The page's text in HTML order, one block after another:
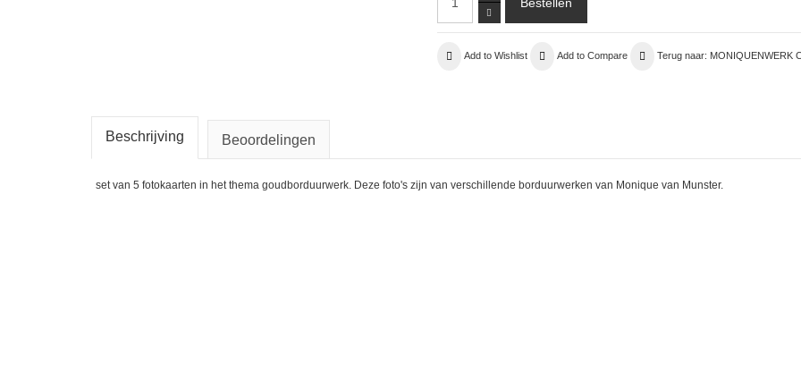
Add to Wishlist Add to Compare Terug naar: MONIQUENWERK
Beschrijving Beoordelingen
set van 5 fotokaarten in het thema goudborduurwerk. Deze foto's zijn van verschillende borduurwerken van Monique van Munster.